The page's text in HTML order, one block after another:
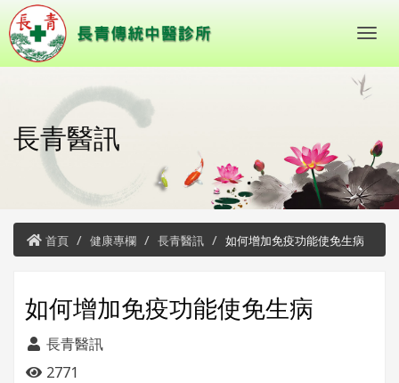
長青醫訊
首頁 健康專欄 長青醫訊 如何增加免疫功能使免生病
如何增加免疫功能使免生病
長青醫訊
2771